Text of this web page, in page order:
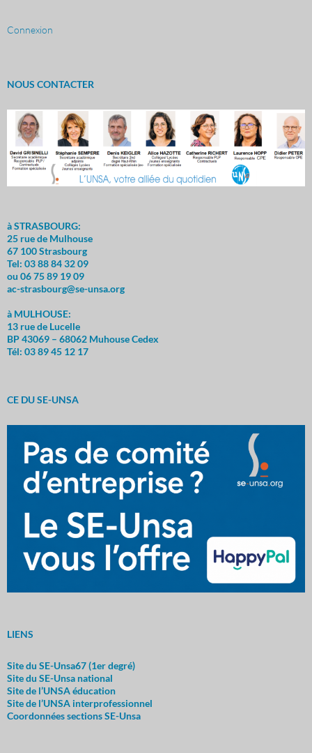
Connexion
NOUS CONTACTER
à STRASBOURG:
25 rue de Mulhouse
67 100 Strasbourg
Tel: 03 88 84 32 09
ou 06 75 89 19 09
ac-strasbourg@se-unsa.org
à MULHOUSE:
13 rue de Lucelle
BP 43069 – 68062 Muhouse Cedex
Tél: 03 89 45 12 17
CE DU SE-UNSA
LIENS
Site du SE-Unsa67 (1er degré)
Site du SE-Unsa national
Site de l’UNSA éducation
Site de l’UNSA interprofessionnel
Coordonnées sections SE-Unsa